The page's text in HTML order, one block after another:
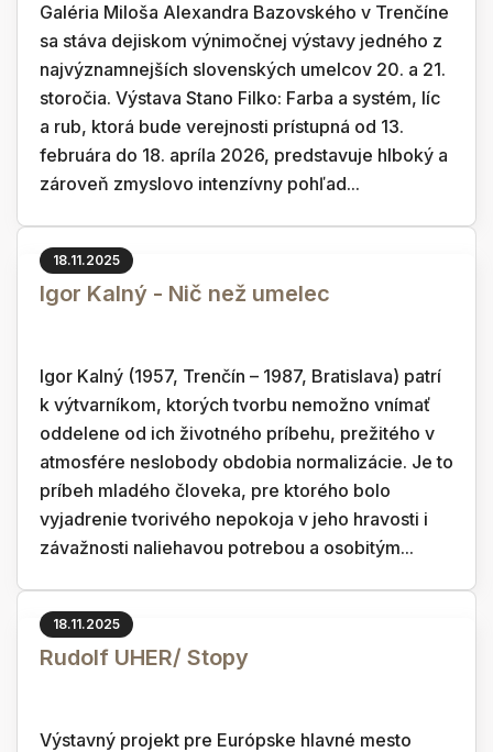
Galéria Miloša Alexandra Bazovského v Trenčíne
sa stáva dejiskom výnimočnej výstavy jedného z
najvýznamnejších slovenských umelcov 20. a 21.
storočia. Výstava Stano Filko: Farba a systém, líc
a rub, ktorá bude verejnosti prístupná od 13.
februára do 18. apríla 2026, predstavuje hlboký a
zároveň zmyslovo intenzívny pohľad...
18.11.2025
Igor Kalný - Nič než umelec
Igor Kalný (1957, Trenčín – 1987, Bratislava) patrí
k výtvarníkom, ktorých tvorbu nemožno vnímať
oddelene od ich životného príbehu, prežitého v
atmosfére neslobody obdobia normalizácie. Je to
príbeh mladého človeka, pre ktorého bolo
vyjadrenie tvorivého nepokoja v jeho hravosti i
závažnosti naliehavou potrebou a osobitým...
18.11.2025
Rudolf UHER/ Stopy
Výstavný projekt pre Európske hlavné mesto